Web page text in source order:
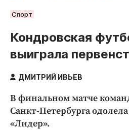
РУБРИКИ
Новости компаний
Статьи
Народные новости
Благоустройство
Криминал
Спорт
Кондровская
выиграла
ДМИТРИЙ ИВЬЕВ
В финальном матче
Санкт-Петербурга
«Лидер».